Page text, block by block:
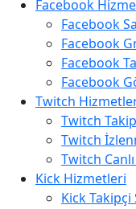
Facebook
Facebook
Facebook
Facebook
Facebook
Twitch
Twitch
Twitch
Twitch
Kick Hizmetleri
Kick Takipçi